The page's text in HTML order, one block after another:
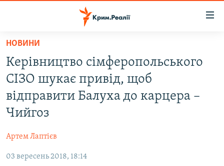
Перейти
основного
матеріалу
Перейти
до
основної
Перейти
до
ВОДА.КРИМ
ВІДЕО ТА ФОТО
ПОЛІТИКА
ПОГЛЯД
ІНТЕРВ'Ю
НОВИНИ
Керівництво сімферопольського
СІЗО шукає привід, щоб
відправити Балуха до карцера –
Чийгоз
Артем Лаптієв
03 вересень 2018, 18:14